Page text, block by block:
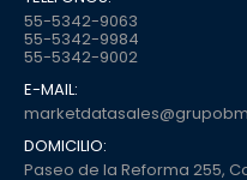
55-5342-9063
55-5342-9984
55-5342-9002
E-MAIL:
DOMICILIO:
Paseo de la Reforma 255,